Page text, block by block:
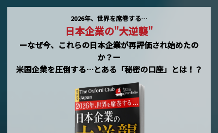
2026年、世界を席巻する…
日本企業の"大逆襲"
ーなぜ今、これらの日本企業が再評価され始めたの
か？ー
米国企業を圧倒する…とある「秘密の口座」とは！？